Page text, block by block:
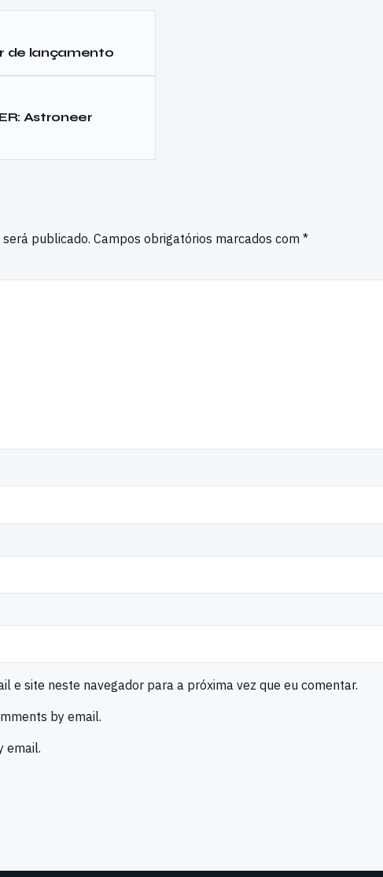
de lançamento
Astroneer
publicado. Campos obrigatórios marcados com *
e site neste navegador para a próxima vez que eu comentar.
by email.
email.